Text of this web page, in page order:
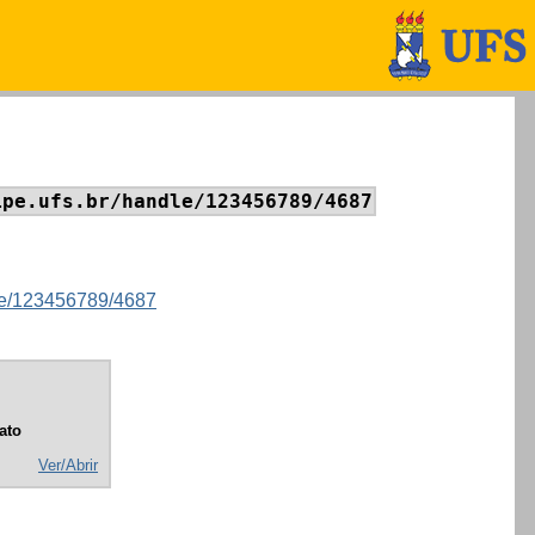
handle/123456789/4687
123456789/4687
Ver/Abrir